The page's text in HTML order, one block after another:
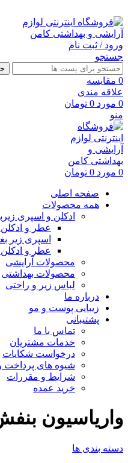
ورود / ثبت نام
جستجو
0 مقايسه
علاقه مندی
0 مورد 0 تومان
منو
0 مورد 0 تومان
صفحه اصلی
همه محصولات
ادکلن و اسپری
عطر و ادکلن
اسپری زیر
عطر و ادکلن
محصولات آرایشی
محصولات بهداشتی
لباس زیر و راحتی
درباره ما
زیبایی پوست و مو
پشتیبانی
تماس با ما
خدمات مشتریان
درخواست شکایات
شیوه های پرداخت
شرایط و مقررات
خرید عمده
واریاسیون
دسته بندی ها